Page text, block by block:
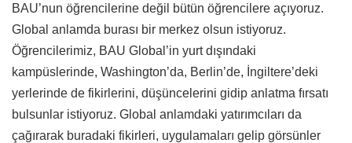
BAU’nun öğrencilerine değil bütün öğrencilere açıyoruz.
Global anlamda burası bir merkez olsun istiyoruz.
Öğrencilerimiz, BAU Global’in yurt dışındaki
kampüslerinde, Washington’da, Berlin’de, İngiltere’deki
yerlerinde de fikirlerini, düşüncelerini gidip anlatma fırsatı
bulsunlar istiyoruz. Global anlamdaki yatırımcıları da
çağırarak buradaki fikirleri, uygulamaları gelip görsünler